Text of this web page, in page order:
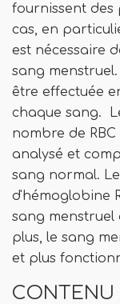
fournissent des
cas, en
est nécessaire
sang
être effectuée
chaque sang.
nombre de
analysé et
sang normal.
d'hémoglobine
sang menstruel
plus, le sang
et plus
CONTENU